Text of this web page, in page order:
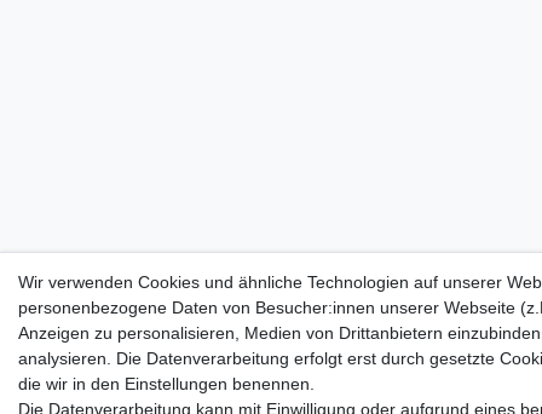
Wir verwenden Cookies und ähnliche Technologien auf unserer
personenbezogene Daten von Besucher:innen unserer Webseite
Anzeigen zu personalisieren, Medien von Drittanbietern
analysieren. Die Datenverarbeitung erfolgt erst durch gesetzte
die wir in den Einstellungen benennen.
Die Datenverarbeitung kann mit Einwilligung oder aufgrund eines